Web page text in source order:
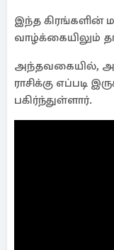
இந்த கிரங்களின்
வாழ்க்கையிலும்
அந்தவகையில்,
ராசிக்கு எப்படி
பகிர்ந்துள்ளார்.